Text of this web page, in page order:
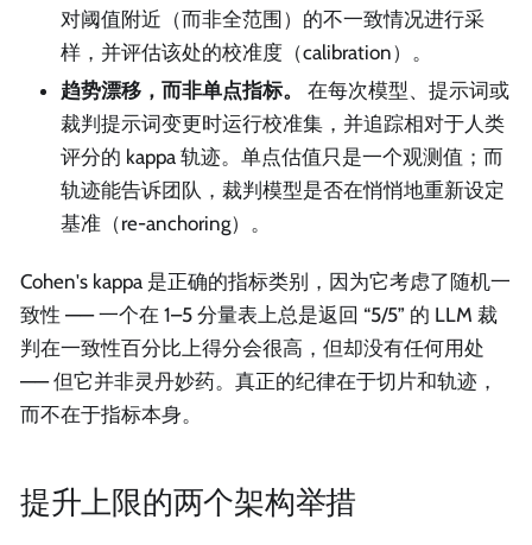
对阈值附近（而非全范围）的不一致情况进行采
样，并评估该处的校准度（calibration）。
趋势漂移，而非单点指标。
在每次模型、提示词或
裁判提示词变更时运行校准集，并追踪相对于人类
评分的 kappa 轨迹。单点估值只是一个观测值；而
轨迹能告诉团队，裁判模型是否在悄悄地重新设定
基准（re-anchoring）。
Cohen's kappa 是正确的指标类别，因为它考虑了随机一
致性 —— 一个在 1–5 分量表上总是返回 “5/5” 的 LLM 裁
判在一致性百分比上得分会很高，但却没有任何用处
—— 但它并非灵丹妙药。真正的纪律在于切片和轨迹，
而不在于指标本身。
提升上限的两个架构举措